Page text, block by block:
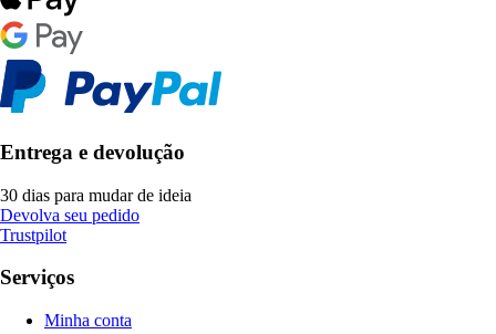
Entrega e devolução
30 dias para mudar de ideia
Devolva seu pedido
Trustpilot
Serviços
Minha conta